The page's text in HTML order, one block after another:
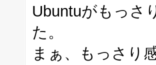
Ubuntuがもっさ
た。
まぁ、もっさり